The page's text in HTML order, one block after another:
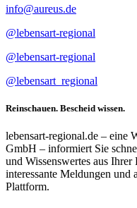
info@aureus.de
@lebensart-regional
@lebensart-regional
@lebensart_regional
Reinschauen. Bescheid wissen.
lebensart-regional.de – eine
GmbH – informiert Sie
und Wissenswertes aus
interessante Meldungen und
Plattform.